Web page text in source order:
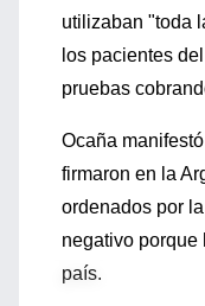
utilizaban "toda
los pacientes
pruebas
Ocaña
firmaron en la
ordenados por
negativo porque
país.